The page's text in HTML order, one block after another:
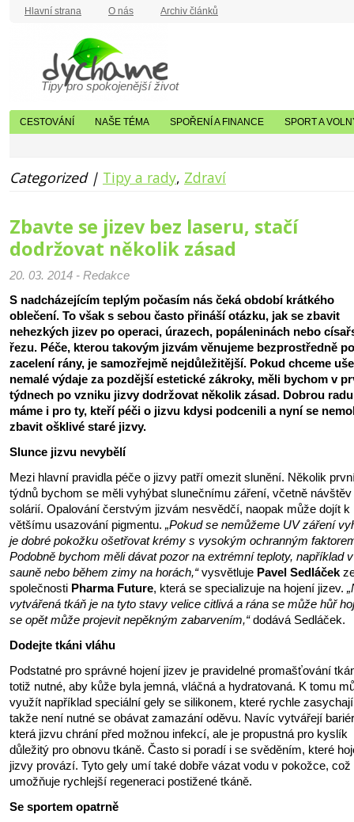
Hlavní strana O nás Archiv článků
Tipy pro spokojenější život
CESTOVÁNÍ NAŠE TÉMA SPOŘENÍ A FINANCE SPORT A
Categorized | Tipy a rady, Zdraví
Zbavte se jizev bez laseru, stačí
dodržovat několik zásad
20. 03. 2014 - Redakce
S nadcházejícím teplým počasím nás čeká období krátkého
oblečení. To však s sebou často přináší otázku, jak se zbavit
nehezkých jizev po operaci, úrazech, popáleninách nebo
řezu. Péče, kterou takovým jizvám věnujeme bezprostředně po
zacelení rány, je samozřejmě nejdůležitější. Pokud chceme
nemalé výdaje za pozdější estetické zákroky, měli bychom v
týdnech po vzniku jizvy dodržovat několik zásad. Dobrou
máme i pro ty, kteří péči o jizvu kdysi podcenili a nyní se
zbavit ošklivé staré jizvy.
Slunce jizvu nevybělí
Mezi hlavní pravidla péče o jizvy patří omezit slunění. Několik
týdnů bychom se měli vyhýbat slunečnímu záření, včetně návštěv
solárií. Opalování čerstvým jizvám nesvědčí, naopak může dojít k
většímu usazování pigmentu. „Pokud se nemůžeme UV záření
je dobré pokožku ošetřovat krémy s vysokým ochranným
Podobně bychom měli dávat pozor na extrémní teploty, například v
sauně nebo během zimy na horách,“vysvětluje Pavel Sedláček
společnosti Pharma Future, která se specializuje na hojení jizev.
vytvářená tkáň je na tyto stavy velice citlivá a rána se může hůř
se opět může projevit nepěkným zabarvením,“dodává Sedláček.
Dodejte tkáni vláhu
Podstatné pro správné hojení jizev je pravidelné promašťování
totiž nutné, aby kůže byla jemná, vláčná a hydratovaná. K tomu
využít například speciální gely se silikonem, které rychle
takže není nutné se obávat zamazání oděvu. Navíc vytvářejí
která jizvu chrání před možnou infekcí, ale je propustná pro kyslík
důležitý pro obnovu tkáně. Často si poradí i se svěděním, které
jizvy provází. Tyto gely umí také dobře vázat vodu v pokožce, což
umožňuje rychlejší regeneraci postižené tkáně.
Se sportem opatrně